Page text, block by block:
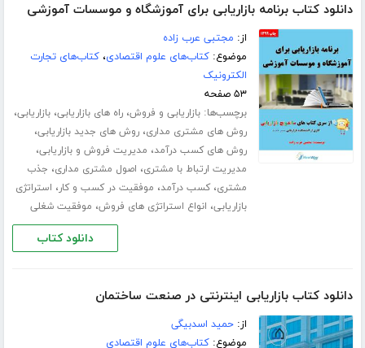
دانلود کتاب برنامه بازاریابی برای آموزشگاه و موسسات آموزشی
از: مجتبی عرب زاده
موضوع:کتاب‌های علوم اقتصادی،کتاب‌های تجارت
الکترونیک
۵۳ صفحه
برچسب‌ها:بازاریابی و فروش،راه های بازاریابی،بازاریابی،
روش های مشتری مداری،روش های جدید بازاریابی،
روش های کسب درآمد، مدیریت فروش و بازاریابی،
مدیریت ارتباط با مشتری، اصول مشتری مداری، جذب
مشتری،کسب درآمد، موفقیت در کسب و کار، استراتژی
بازاریابی، انواع استراتژی های فروش، موفقیت شغلی
دانلود کتاب
دانلود کتاب بازاریابی اینترنتی در صنعت ساختمان
از:حمید اسدبیگی
موضوع:کتاب‌های علوم اقتصادی